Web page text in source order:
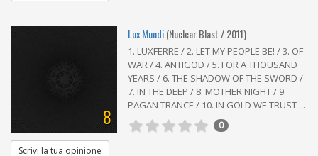
8
Lux Mundi(Nuclear Blast / 2011)
1. LUXFERRE / 2. LET MY PEOPLE BE! / 3. OF
WAR / 4. ANTIGOD / 5. FOR A THOUSAND
YEARS / 6. THE SHADOW OF THE SWORD /
7. IN THE DEEP / 8. MOTHER NIGHT / 9.
PAGAN TRANCE / 10. IN GOLD WE TRUST ...
0
Scrivi la tua opinione